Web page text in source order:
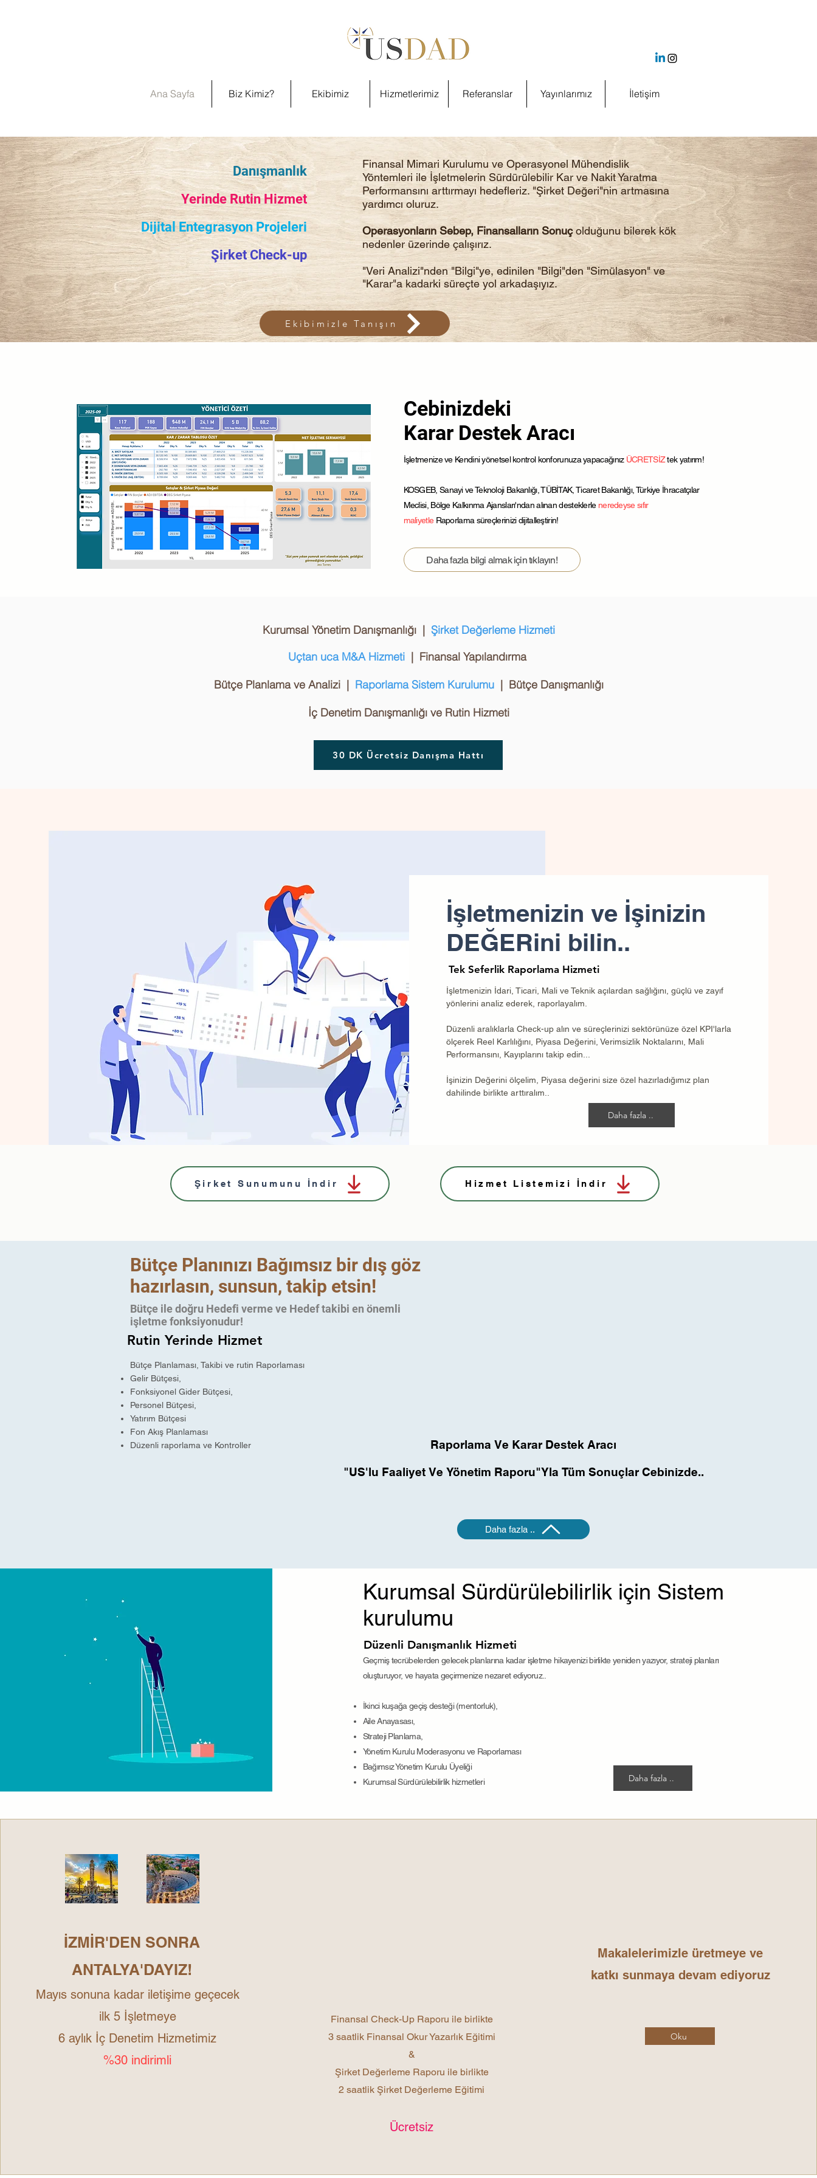
Ana Sayfa Biz Kimiz? Ekibimiz Hizmetlerimiz Referanslar Yayınlarımız İletişim
Danışmanlık​​
Yerinde Rutin Hizmet
Dijital Entegrasyon Projeleri
Şirket Check-up
Finansal Mimari Kurulumu ve Operasyonel Mühendislik
Yöntemleri ile İşletmelerin Sürdürülebilir Kar ve Nakit Yaratma
Performansını arttırmayı hedefleriz. "Şirket Değeri"nin artmasına
yardımcı oluruz.
Operasyonların Sebep, Finansalların Sonuçolduğunu bilerek kök
nedenler üzerinde çalışırız.
"Veri Analizi"nden "Bilgi"ye, edinilen "Bilgi"den "Simülasyon" ve
"Karar"a kadarki süreçte yol arkadaşıyız.
Ekibimizle Tanışın
Cebinizdeki
Karar Destek Aracı
İşletmenize ve Kendini yönetsel kontrol konforunuza yapacağınız ÜCRETSİZtek yatırım!
KOSGEB, Sanayi ve Teknoloji Bakanlığı, TÜBİTAK, Ticaret Bakanlığı, Türkiye İhracatçılar
Meclisi, Bölge Kalkınma Ajansları'ndan alınan desteklerle neredeyse sıfır
maliyetleRaporlama süreçlerinizi dijitalleştirin!
Daha fazla bilgi almak için tıklayın!
Kurumsal Yönetim Danışmanlığı | Şirket Değerleme Hizmeti
Uçtan uca M&A Hizmeti | Finansal Yapılandırma
Bütçe Planlama ve Analizi | Raporlama Sistem Kurulumu| Bütçe Danışmanlığı
İç Denetim Danışmanlığı ve Rutin Hizmeti
30 DK Ücretsiz Danışma Hattı
İşletmenizin ve İşinizin
DEĞERini bilin..
Tek Seferlik Raporlama Hizmeti
Tek Seferlik Raporlama Hizmeti
İşletmenizin İdari, Ticari, Mali ve Teknik açılardan sağlığını, güçlü ve zayıf
yönlerini analiz ederek, raporlayalım.
Düzenli aralıklarla Check-up alın ve süreçlerinizi sektörünüze özel KPI'larla
ölçerek Reel Karlılığını, Piyasa Değerini, Verimsizlik Noktalarını, Mali
Performansını, Kayıplarını takip edin...
İşinizin Değerini ölçelim, ​Piyasa değerini size özel hazırladığımız plan
dahilinde birlikte arttıralım..
Daha fazla ..
Şirket Sunumunu İndir Hizmet Listemizi İndir
Bütçe Planınızı Bağımsız bir dış göz
hazırlasın, sunsun, takip etsin!
Bütçe ile doğru Hedefi verme ve Hedef takibi en önemli
işletme fonksiyonudur!
Rutin Yerinde Hizmet
Rutin Yerinde Hizmet
Bütçe Planlaması, Takibi ve rutin Raporlaması
Gelir Bütçesi,
Fonksiyonel Gider Bütçesi,
Personel Bütçesi,
Yatırım Bütçesi
Fon Akış Planlaması
Düzenli raporlama ve Kontroller
Raporlama Ve Karar Destek Aracı
"US'lu Faaliyet Ve Yönetim Raporu"yla Tüm Sonuçlar Cebinizde..
Raporlama Ve Karar Destek Aracı
"US'lu Faaliyet Ve Yönetim Raporu"yla Tüm Sonuçlar Cebinizde..
Daha fazla ..
Kurumsal Sürdürülebilirlik için Sistem
kurulumu
Düzenli Danışmanlık Hizmeti
Düzenli Danışmanlık Hizmeti
Geçmiş tecrübelerden gelecek planlarına kadar işletme hikayenizi birlikte yeniden yazıyor, strateji planları
oluşturuyor, ve hayata geçirmenize nezaret ediyoruz..
İkinci kuşağa geçiş desteği (mentorluk),
Aile Anayasası,
Strateji Planlama,
Yönetim Kurulu Moderasyonu ve Raporlaması
Bağımsız Yönetim Kurulu Üyeliği
Kurumsal Sürdürülebilirlik hizmetleri
Daha fazla ..
İZMİR'DEN SONRA
ANTALYA'DAYIZ!
Mayıs sonuna kadar iletişime geçecek
ilk 5 İşletmeye
6 aylık İç Denetim Hizmetimiz
%30 indirimli
Finansal Check-Up Raporu ile birlikte
3 saatlik Finansal Okur Yazarlık Eğitimi
&
Şirket Değerleme Raporu ile birlikte
2 saatlik Şirket Değerleme Eğitimi
Ücretsiz
Makalelerimizle üretmeye ve
katkı sunmaya devam ediyoruz
Oku